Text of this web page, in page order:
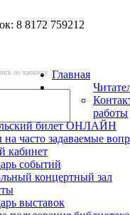
8 8172 759212
по каталогу Главная
работы
билет ОНЛАЙН
часто задаваемые
кабинет
событий
концертный зал
выставок